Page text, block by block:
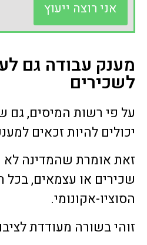
אני רוצה ייעוץ
מענק עבודה גם
לשכירים
על פי רשות המיסים, גם
יכולים להיות זכאים
זאת אומרת שהמדינה לא
שכירים או עצמאים, בכל
הסוציו-אקונומי.
זוהי בשורה מעודדת